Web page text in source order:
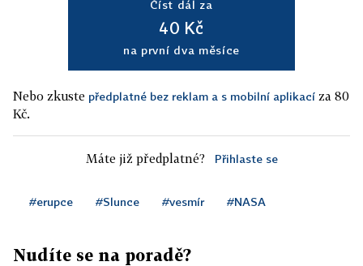
Číst dál za
40 Kč
na první dva měsíce
Nebo zkuste předplatné bez reklam a s mobilní aplikací za 80
Kč.
Máte již předplatné? Přihlaste se
#erupce #Slunce #vesmír #NASA
Nudíte se na poradě?